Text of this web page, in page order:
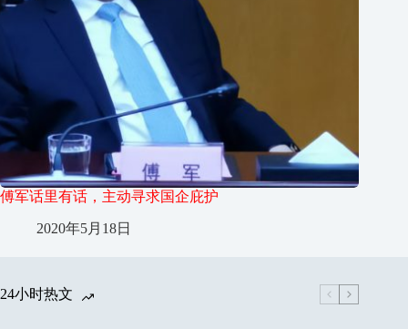
傅军话里有话，主动寻求国企庇护
2020年5月18日
24小时热文